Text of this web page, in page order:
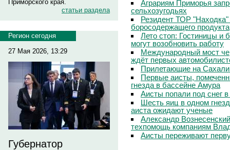
Приморского края.
статьи раздела
Регион сегодня
27 Мая 2026, 13:29
Губернатор
Аграриям Приморья
сельхозугодьях
Резидент ТОР "Находка"
боросодержащего продукта
Лето стоп: Гостиницы и
могут возобновить работу
Международный мост
ждёт первых
Прилетающие на
Первые аисты,
гнезда в бассейне Амура
Аисты попали под снег
Шесть яиц в одном
аиста ожидают ученые
Александр
техпомощь компаниям
Аисты переживают